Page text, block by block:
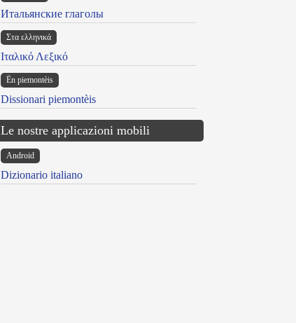
Итальянские глаголы
Στα ελληνικά
Ιταλικό Λεξικό
Ën piemontèis
Dissionari piemontèis
Le nostre applicazioni mobili
Android
Dizionario italiano